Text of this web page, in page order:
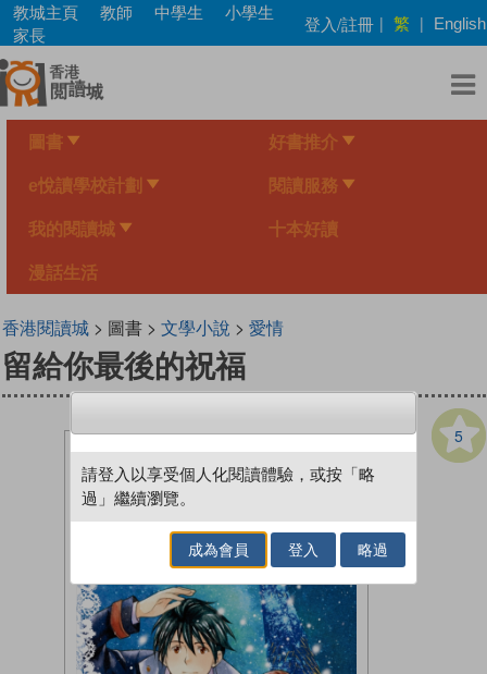
Skip
main
content
教城主頁 教師 中學生
小學生
家長
登入/註冊 | 繁 | English
圖書 好書推介
e悅讀學校計劃 閱讀服務
我的閱讀城 十本好讀
漫話生活
香港閱讀城> 圖書 > 文學小說 > 愛情
留給你最後的祝福
5
請登入以享受個人化閱讀體驗，或按「略
過」繼續瀏覽。
成為會員 登入 略過